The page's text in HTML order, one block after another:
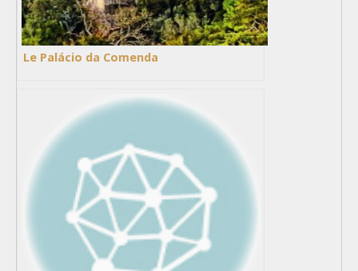
Le Palácio da Comenda